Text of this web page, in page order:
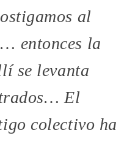
al
entonces la
se levanta
El
colectivo ha